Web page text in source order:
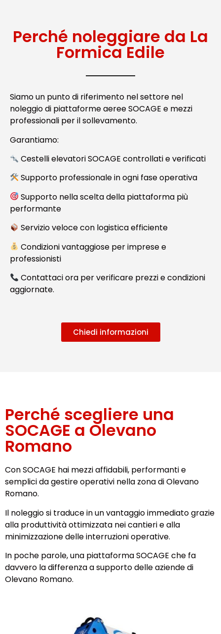
Perché noleggiare da La
Formica Edile
Siamo un punto di riferimento nel settore nel
noleggio di piattaforme aeree SOCAGE e mezzi
professionali per il sollevamento.
Garantiamo:
Cestelli elevatori SOCAGE controllati e verificati
Supporto professionale in ogni fase operativa
Supporto nella scelta della piattaforma più
performante
Servizio veloce con logistica efficiente
Condizioni vantaggiose per imprese e
professionisti
Contattaci ora per verificare prezzi e condizioni
aggiornate.
Chiedi informazioni
Perché scegliere una
SOCAGE a Olevano
Romano
Con SOCAGE hai mezzi affidabili, performanti e
semplici da gestire operativi nella zona di Olevano
Romano.
Il noleggio si traduce in un vantaggio immediato grazie
alla produttività ottimizzata nei cantieri e alla
minimizzazione delle interruzioni operative.
In poche parole, una piattaforma SOCAGE che fa
davvero la differenza a supporto delle aziende di
Olevano Romano.